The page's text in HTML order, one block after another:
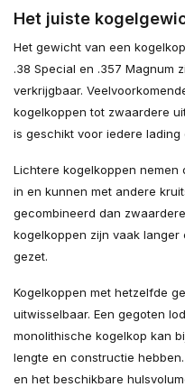
Het juiste
Het gewicht van een
.38 Special en .357 Magnum
verkrijgbaar.
kogelkoppen tot zwaardere
is geschikt voor iedere lading
Lichtere kogelkoppen nemen
in en kunnen met andere
gecombineerd dan
kogelkoppen zijn vaak
gezet.
Kogelkoppen met hetzelfde
uitwisselbaar. Een gegoten
monolithische kogelkop kan
lengte en constructie
en het beschikbare